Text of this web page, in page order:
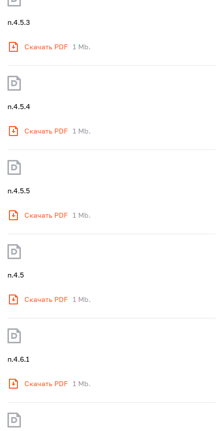
п.4.5.3
Скачать PDF 1 Mb.
п.4.5.4
Скачать PDF 1 Mb.
п.4.5.5
Скачать PDF 1 Mb.
п.4.5
Скачать PDF 1 Mb.
п.4.6.1
Скачать PDF 1 Mb.